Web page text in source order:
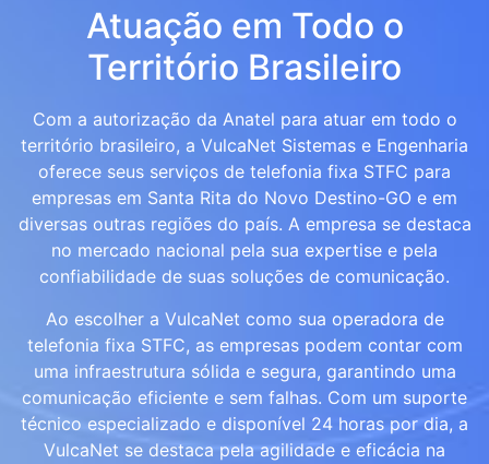
Atuação em Todo o
Território Brasileiro
Com a autorização da Anatel para atuar em todo o
território brasileiro, a VulcaNet Sistemas e Engenharia
oferece seus serviços de telefonia fixa STFC para
empresas em Santa Rita do Novo Destino-GO e em
diversas outras regiões do país. A empresa se destaca
no mercado nacional pela sua expertise e pela
confiabilidade de suas soluções de comunicação.
Ao escolher a VulcaNet como sua operadora de
telefonia fixa STFC, as empresas podem contar com
uma infraestrutura sólida e segura, garantindo uma
comunicação eficiente e sem falhas. Com um suporte
técnico especializado e disponível 24 horas por dia, a
VulcaNet se destaca pela agilidade e eficácia na